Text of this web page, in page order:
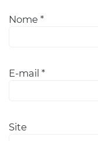
Nome *
E-mail *
Site